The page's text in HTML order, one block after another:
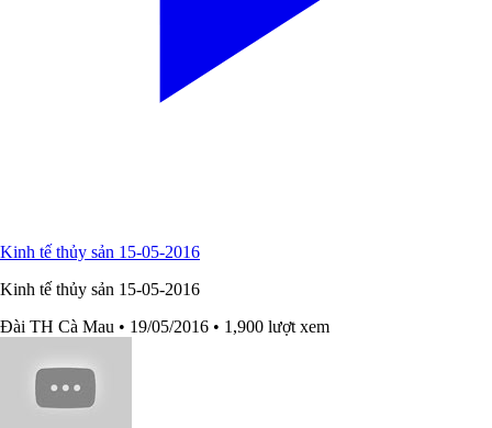
Kinh tế thủy sản 15-05-2016
Kinh tế thủy sản 15-05-2016
Đài TH Cà Mau • 19/05/2016 • 1,900 lượt xem